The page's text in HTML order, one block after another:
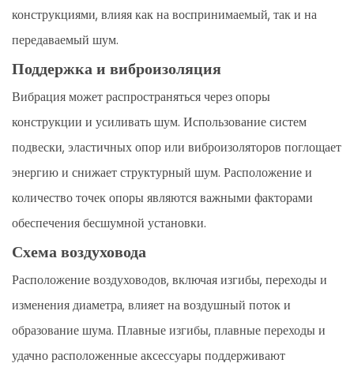
конструкциями, влияя как на воспринимаемый, так и на
передаваемый шум.
Поддержка и виброизоляция
Вибрация может распространяться через опоры
конструкции и усиливать шум. Использование систем
подвески, эластичных опор или виброизоляторов поглощает
энергию и снижает структурный шум. Расположение и
количество точек опоры являются важными факторами
обеспечения бесшумной установки.
Схема воздуховода
Расположение воздуховодов, включая изгибы, переходы и
изменения диаметра, влияет на воздушный поток и
образование шума. Плавные изгибы, плавные переходы и
удачно расположенные аксессуары поддерживают